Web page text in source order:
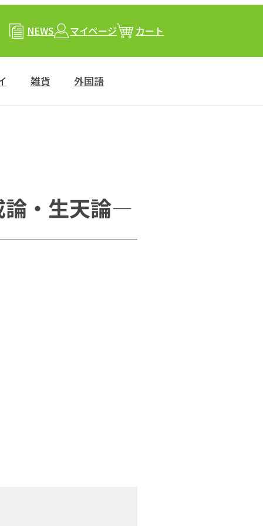
NEWS マイページ カート
雑貨 外国語
・生天論―